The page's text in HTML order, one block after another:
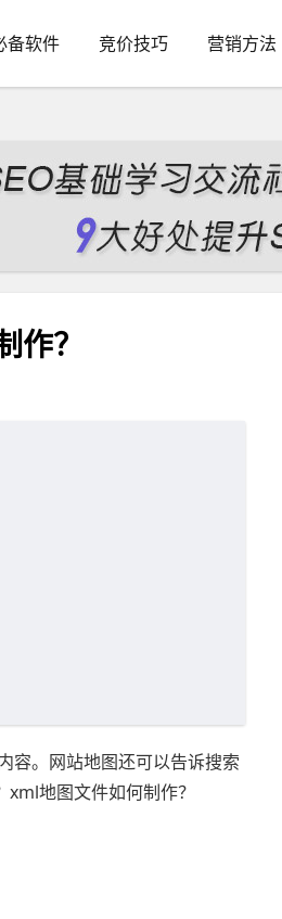
备软件 竞价技巧 营销方法
？
容。网站地图还可以告诉搜索
地图文件如何制作？